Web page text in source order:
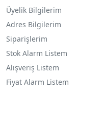
Üyelik Bilgilerim
Adres Bilgilerim
Siparişlerim
Stok Alarm Listem
Alışveriş Listem
Fiyat Alarm Listem